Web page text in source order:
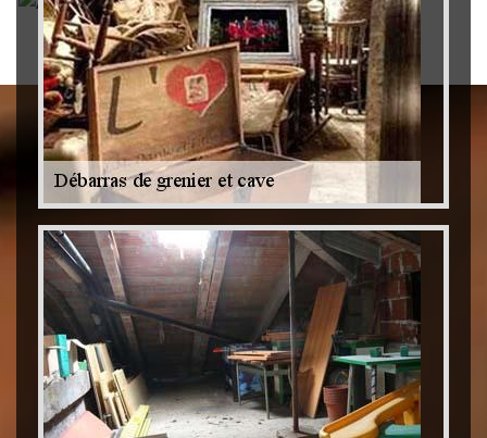
Achat antiquité 79